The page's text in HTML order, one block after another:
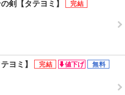
剣【タテヨミ】
ヨミ】